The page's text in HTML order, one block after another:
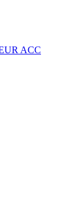
ACC